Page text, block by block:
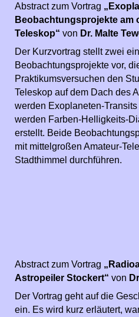
Abstract zum Vortrag
Beobachtungsprojekte am
Teleskop“ von Dr. Malte
Der Kurzvortrag stellt zwei
Beobachtungsprojekte vor,
Praktikumsversuchen den
Teleskop auf dem Dach des
werden Exoplaneten-
werden Farben-Helligkeits-
erstellt. Beide
mit mittelgroßen Amateur-
Stadthimmel durchführen.
Abstract zum Vortrag
Astropeiler Stockert“ von
Der Vortrag geht auf die
ein. Es wird kurz erläutert,